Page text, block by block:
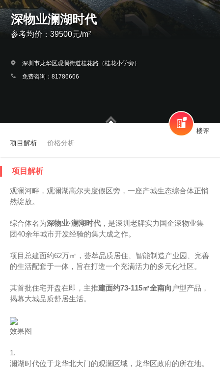
深物业澜湖时代
参考均价：39500元/m²
深圳市龙华区观澜街道桂花路（桂花小学旁）
免费咨询：81786666
楼评
项目解析 价格分析
项目解析
观澜河畔，观澜湖高尔夫度假区旁，一座产城生态综合体正悄
然绽放。
综合体名为深物业·澜湖时代 ，是深圳老牌实力国企深物业集
团40余年城市开发经验的集大成之作。
项目总建面约62万㎡，荟萃品质居住、智能制造产业园、完善
的生活配套于一体，旨在打造一个充满活力的多元化社区。
其首批住宅开盘在即，主推建面约73-115㎡全南向 户型产品，
揭幕大城品质舒居生活。
效果图
1.
澜湖时代位于龙华北大门的观澜区域，龙华区政府的所在地。